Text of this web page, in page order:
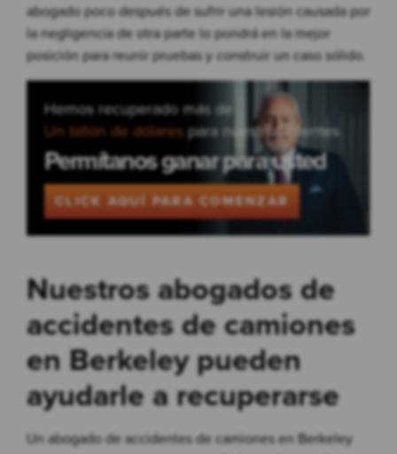
abogado poco después de sufrir una lesión causada por
la negligencia de otra parte lo pondrá en la mejor
posición para reunir pruebas y construir un caso sólido.
Hemos recuperado más de
Un billón de dólarespara nuestros clientes
Permítanos ganar para usted
CLICK AQUÍ PARA COMENZAR
Nuestros abogados de
accidentes de camiones
en Berkeley pueden
ayudarle a recuperarse
Un abogado de accidentes de camiones en Berkeley